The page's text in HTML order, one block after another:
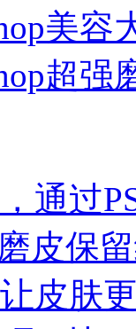
美容
超
通过
皮保
皮肤